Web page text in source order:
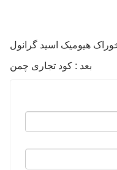
هیومیک اسید گرانول
بعد : کود تجاری چمن